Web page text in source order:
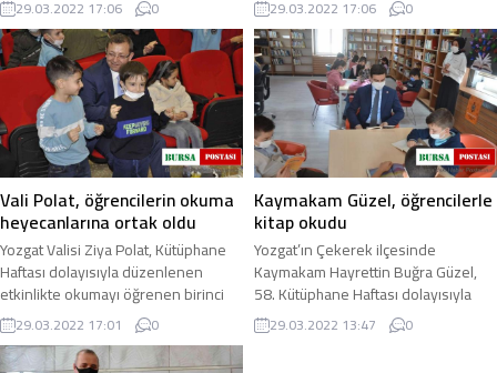
Yozgat Belediyesi ...
29.03.2022 17:06 0 29.03.2022 17:06 0
Vali Polat, öğrencilerin okuma
heyecanlarına ortak oldu
Yozgat Valisi Ziya Polat, Kütüphane
Haftası dolayısıyla düzenlenen
etkinlikte okumayı öğrenen birinci
sınıf öğrencilerinin heyecanlarına
ortak ...
29.03.2022 17:01 0
Kaymakam Güzel, öğrencilerle
kitap okudu
Yozgat’ın Çekerek ilçesinde
Kaymakam Hayrettin Buğra Güzel,
58. Kütüphane Haftası dolayısıyla
öğrencilerle kitap okudu. İlçe Halk
Kütüphanesinde ...
29.03.2022 13:47 0